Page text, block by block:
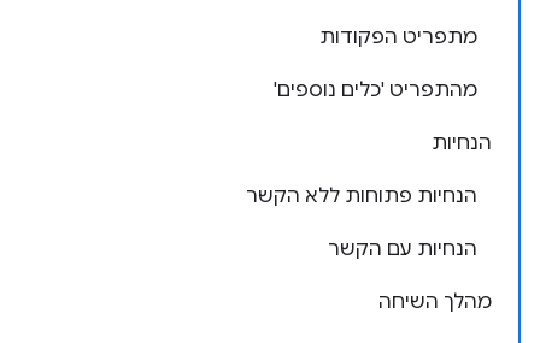
מתפריט הפקודות
מהתפריט 'כלים נוספים'
הנחיות
הנחיות פתוחות ללא הקשר
הנחיות עם הקשר
מהלך השיחה